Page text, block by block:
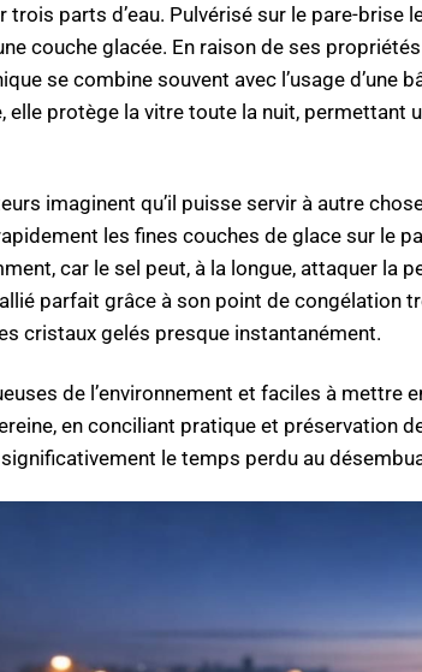
trois parts d’eau. Pulvérisé sur le pare-brise
couche glacée. En raison de ses
se combine souvent avec l’usage d’une
elle protège la vitre toute la nuit, permettant
imaginent qu’il puisse servir à autre
les fines couches de glace sur le
car le sel peut, à la longue, attaquer la
allié parfait grâce à son point de congélation
cristaux gelés presque instantanément.
de l’environnement et faciles à mettre
en conciliant pratique et préservation
le temps perdu au